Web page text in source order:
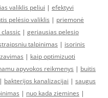
valiklis peliui | efektyvi
pelėsio valiklis | priemonė
| geriausias pelesio
talpinimas | isorinis
| kaip optimizuoti
apyvokos reikmenys | buitis
| bakterijos kanalizacijai | saugus
| nuo kada ziemines |